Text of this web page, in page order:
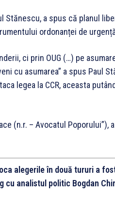
Stănescu, a spus că planul
ordonanței de
ci prin OUG (…) pe
cu asumarea” a spus Paul
legea la CCR, aceasta
(n.r. – Avocatul
alegerile în două tururi a
cu analistul politic Bogdan